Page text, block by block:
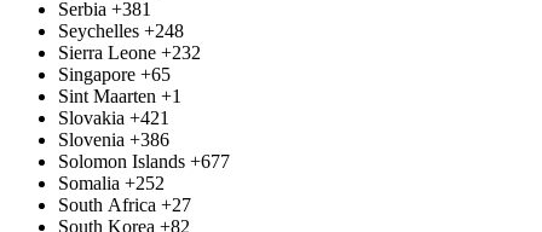
Serbia +381
Seychelles +248
Sierra Leone +232
Singapore +65
Sint Maarten +1
Slovakia +421
Slovenia +386
Solomon Islands +677
Somalia +252
South Africa +27
South Korea +82